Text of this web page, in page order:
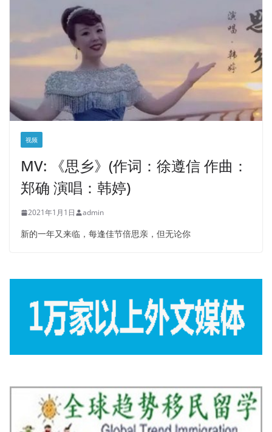
视频
MV: 《思乡》(作词：徐遵信 作曲：
郑确 演唱：韩婷)
2021年1月1日 admin
新的一年又来临，每逢佳节倍思亲，但无论你